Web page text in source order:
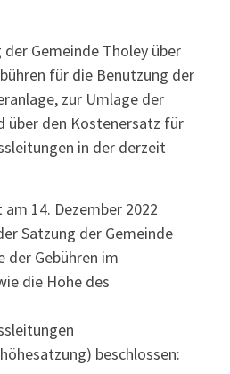
der Gemeinde Tholey über
für die Benutzung der
zur Umlage der
über den Kostenersatz für
in der derzeit
14. Dezember 2022
Satzung der Gemeinde
der Gebühren im
die Höhe des
beschlossen: